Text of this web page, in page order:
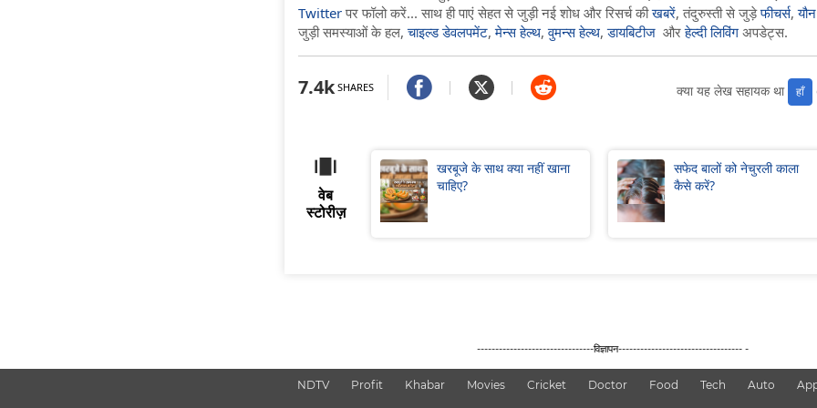
Twitterपर फॉलो करें... साथ ही पाएं सेहत से जुड़ी नई शोध और रिसर्च कीखबरें, तंदुरुस्ती से जुड़ेफीचर्स,
जुड़ी समस्याओं के हल,चाइल्ड डेवलपमेंट,मेन्स हेल्थ,वुमन्स हेल्थ,डायबिटीज औरहेल्दी लिविंग अपडेट्स.
7.4k SHARES क्या यह लेख सहायक था हाँ
वेब
स्टोरीज़
खरबूजे के साथ क्या नहीं खाना
चाहिए?
सफेद बालों को नेचुरली काला
कैसे करें?
--------------------------------विज्ञापन---------------------------------- -
NDTV Profit Khabar Movies Cricket Doctor Food Tech Auto